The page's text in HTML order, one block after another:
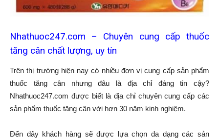
Nhathuoc247.com – Chuyên cung cấp thuốc
tăng cân chất lượng, uy tín
Trên thị trường hiện nay có nhiều đơn vị cung cấp sản phẩm
thuốc tăng cân nhưng đâu là địa chỉ đáng tin cậy?
Nhathuoc247.com được biết là địa chỉ chuyên cung cấp các
sản phẩm thuốc tăng cân với hơn 30 năm kinh nghiệm.
Đến đây khách hàng sẽ được lựa chọn đa dạng các sản